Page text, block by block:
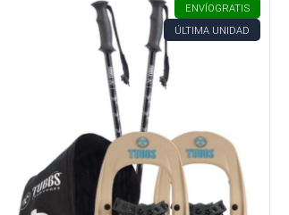
ENVÍOGRATIS
ÚLTIMA UNIDAD